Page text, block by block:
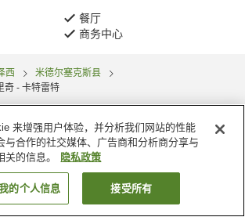
餐厅
商务中心
西
米德尔塞克斯县
奇 - 卡特雷特
搜索客房
来增强用户体验，并分析我们网站的性能
与合作的社交媒体、广告商和分析商分享与
的信息。
隐私政策
的个人信息 接受所有